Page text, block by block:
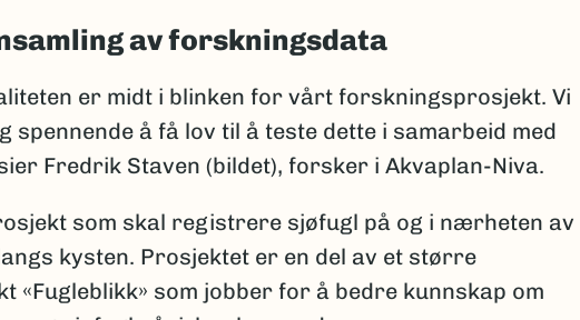
av forskningsdata
er midt i blinken for vårt forskningsprosjekt. Vi
spennende å få lov til å teste dette i samarbeid med
Fredrik Staven (bildet), forsker i Akvaplan-Niva.
som skal registrere sjøfugl på og i nærheten av
kysten. Prosjektet er en del av et større
«Fugleblikk» som jobber for å bedre kunnskap om